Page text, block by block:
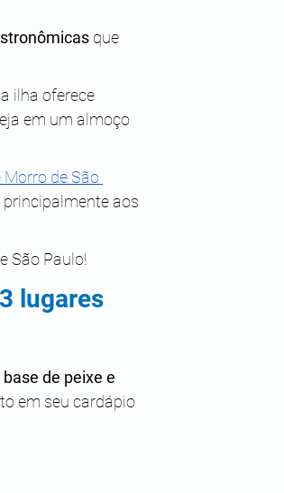
que
ilha oferece
em um almoço
de São
principalmente aos
São Paulo!
lugares
de peixe e
em seu cardápio